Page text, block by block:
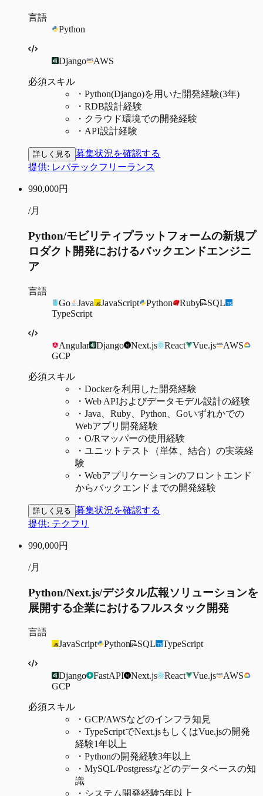
言語
Python
Django AWS
必須スキル
・ Python(Django)を用いた開発経験(3年)
・ RDB設計経験
・ クラウド環境での開発経験
・ API設計経験
詳しく見る 募集状況を確認する
提供: レバテックフリーランス
990,000円
/月
Python/モビリティプラットフォームの新規プ
ロダクト開発におけるバックエンドエンジニ
ア
言語
Go
Java JavaScript Python Ruby
SQL
TypeScript
Angular Django Next.js React Vue.js
AWS
GCP
必須スキル
・ Dockerを利用した開発経験
・ Web APIおよびデータモデル設計の経験
・ Java、Ruby、Python、Goいずれかでの
Webアプリ開発経験
・ O/Rマッパーの使用経験
・ ユニットテスト（単体、結合）の実装経
験
・ Webアプリケーションのフロントエンド
からバックエンドまでの開発経験
詳しく見る 募集状況を確認する
提供: テクフリ
990,000円
/月
Python/Next.js/デジタル広報ソリューションを
展開する企業におけるフルスタック開発
言語
JavaScript
Python SQL TypeScript
Django FastAPI Next.js React Vue.js
AWS
GCP
必須スキル
・ GCP/AWSなどのインフラ知見
・ TypeScriptでNext.jsもしくはVue.jsの開発
経験1年以上
・ Pythonの開発経験3年以上
・ MySQL/Postgressなどのデータベースの知
識
・ システム開発経験5年以上